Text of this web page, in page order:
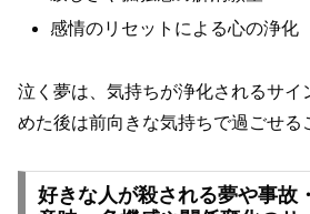
感情のリセットによる心の浄化
泣く夢は、気持ちが浄化されるサイ
めた後は前向きな気持ちで過ごせる
好きな人が殺される夢や事故